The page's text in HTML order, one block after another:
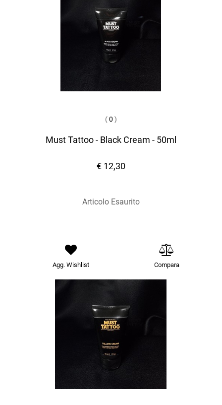
(0 )
Must Tattoo - Black Cream - 50ml
€ 12,30
Articolo Esaurito
Agg. Wishlist Compara